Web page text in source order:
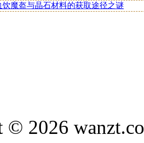
饮魔盔与晶石材料的获取途径之谜
© 2026